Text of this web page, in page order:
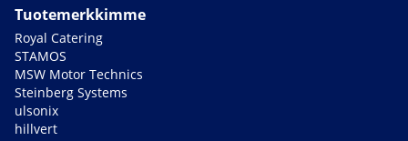
Tuotemerkkimme
Royal Catering
STAMOS
MSW Motor Technics
Steinberg Systems
ulsonix
hillvert